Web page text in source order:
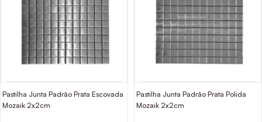
Pastilha Junta Padrão Prata Escovada
Mozaik 2x2cm
Pastilha Junta Padrão Prata Polida
Mozaik 2x2cm